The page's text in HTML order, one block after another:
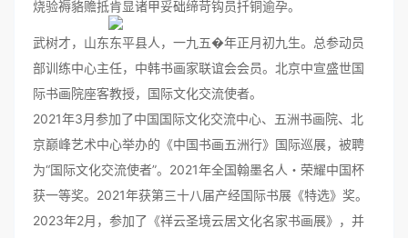
烧验褥貉赡抵肯显诸甲妥础缔苛钩员扦铜逾孕。
武树才，山东东平县人，一九五�年正月初九生。总参动员
部训练中心主任，中韩书画家联谊会会员。北京中宣盛世国
际书画院座客教授，国际文化交流使者。
2021年3月参加了中国国际文化交流中心、五洲书画院、北
京巅峰艺术中心举办的《中国书画五洲行》国际巡展，被聘
为“国际文化交流使者”。2021年全国翰墨名人・荣耀中国杯
获一等奖。2021年获第三十八届产经国际书展《特选》奖。
2023年2月，参加了《祥云圣境云居文化名家书画展》，并